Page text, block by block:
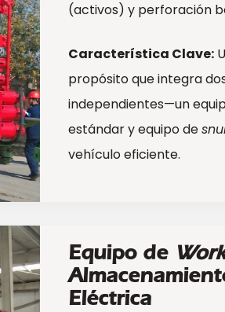
(activos) y perforación
Característica Clave:
propósito que integra
independientes—un
estándar y equipo de
vehículo eficiente.
Equipo de
Eléctrica